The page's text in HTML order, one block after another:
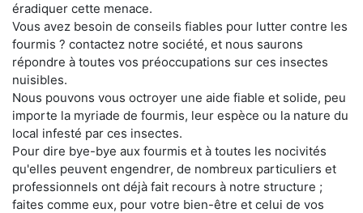
éradiquer cette menace.
Vous avez besoin de conseils fiables pour lutter contre les
fourmis ? contactez notre société, et nous saurons
répondre à toutes vos préoccupations sur ces insectes
nuisibles.
Nous pouvons vous octroyer une aide fiable et solide, peu
importe la myriade de fourmis, leur espèce ou la nature du
local infesté par ces insectes.
Pour dire bye-bye aux fourmis et à toutes les nocivités
qu'elles peuvent engendrer, de nombreux particuliers et
professionnels ont déjà fait recours à notre structure ;
faites comme eux, pour votre bien-être et celui de vos